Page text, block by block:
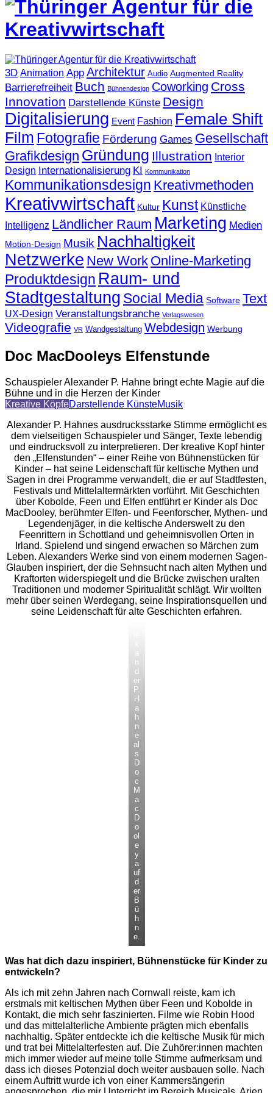
3D Animation App Architektur Audio Augmented Reality
Barrierefreiheit Buch Bühnendesign Coworking Cross
Innovation Darstellende Künste Design
Digitalisierung Event Fashion Female Shift
Film Fotografie Förderung Games Gesellschaft
Grafikdesign Gründung Illustration Interior
Design Internationalisierung KI Kommunikation
Kommunikationsdesign Kreativmethoden
Kreativwirtschaft Kultur Kunst Künstliche
Intelligenz Ländlicher Raum Marketing Medien
Motion-Design Musik Nachhaltigkeit
Netzwerke New Work Online-Marketing
Produktdesign Raum- und
Stadtgestaltung Social Media Software Text
UX-Design Veranstaltungsbranche Verlagswesen
Videografie VR Wandgestaltung Webdesign Werbung
Doc MacDooleys Elfenstunde
Schauspieler Alexander P. Hahne bringt echte Magie auf die
Bühne und in die Herzen der Kinder
Kreative KöpfeDarstellende KünsteMusik
Alexander P. Hahnes ausdrucksstarke Stimme ermöglicht es
dem vielseitigen Schauspieler und Sänger, Texte lebendig
und eindrucksvoll zu interpretieren. Der kreative Kopf hinter
den „Elfenstunden“ – einer Reihe von Bühnenstücken für
Kinder – hat seine Leidenschaft für keltische Mythen und
Sagen in drei Programme verwandelt, die er auf Stadtfesten,
Festivals und Mittelaltermärkten vorführt. Mit Geschichten
über Kobolde, Feen und Elfen entführt er Kinder als Doc
MacDooley, berühmter Elfen- und Feenforscher, Mythen- und
Legendenjäger, in die keltische Anderswelt zu den
Feenrittern in Schottland und geheimnisvollen Orten in
Irland. Spielend und singend erwachen so Märchen zum
Leben. Alexanders Werke sind von einem modernen Sagen-
Glauben inspiriert, der die Sehnsucht nach alten Mythen und
Kraftorten widerspiegelt und die Brücke zwischen uralten
Traditionen und moderner Spiritualität schlägt. Wir wollten
mehr über seinen Werdegang, seine Inspirationsquellen und
seine Leidenschaft für alte Geschichten erfahren.
n
d
er
P.
H
a
h
n
e
al
s
D
o
c
M
a
c
D
o
ol
e
y
a
uf
d
er
B
ü
h
n
e.
Was hat dich dazu inspiriert, Bühnenstücke für Kinder zu
entwickeln?
Als ich mit zehn Jahren nach Cornwall reiste, kam ich
erstmals mit keltischen Mythen über Feen und Kobolde in
Kontakt, die mich sehr faszinierten. Filme wie Robin Hood
und das mittelalterliche Ambiente prägten mich ebenfalls
nachhaltig. Später entdeckte ich die keltische Musik für mich
und trat bei Mittelalterfesten auf. Die Zuhörer:innen machten
mich immer wieder auf meine tolle Stimme aufmerksam und
dass ich dieses Potenzial doch weiter ausbauen solle. Nach
einem Auftritt wurde ich von einer Kammersängerin